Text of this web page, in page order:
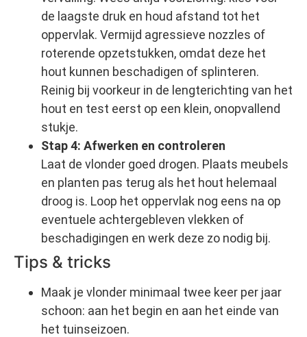
de laagste druk en houd afstand tot het
oppervlak. Vermijd agressieve nozzles of
roterende opzetstukken, omdat deze het
hout kunnen beschadigen of splinteren.
Reinig bij voorkeur in de lengterichting van het
hout en test eerst op een klein, onopvallend
stukje.
Stap 4: Afwerken en controleren
Laat de vlonder goed drogen. Plaats meubels
en planten pas terug als het hout helemaal
droog is. Loop het oppervlak nog eens na op
eventuele achtergebleven vlekken of
beschadigingen en werk deze zo nodig bij.
Tips & tricks
Maak je vlonder minimaal twee keer per jaar
schoon: aan het begin en aan het einde van
het tuinseizoen.